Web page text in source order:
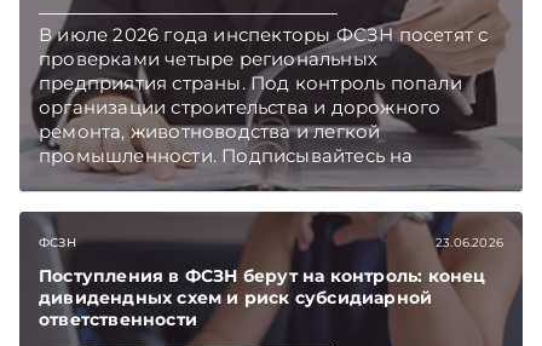
В июле 2026 года инспекторы ФСЗН посетят с
проверками четыре региональных
предприятия страны. Под контроль попали
организации строительства и дорожного
ремонта, животноводства и легкой
промышленности. Подписывайтесь на
Telegram‑канал и Viber. Главное об экономике
TelegramViber
ФСЗН 23.06.2026
Поступления в ФСЗН берут на контроль: конец
дивидендных схем и риск субсидиарной
ответственности